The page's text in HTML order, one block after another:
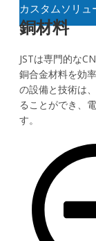
カスタムソリュ
銅材料
JSTは専門的な
銅合金材料を効
の設備と技術は
ることができ、
す。